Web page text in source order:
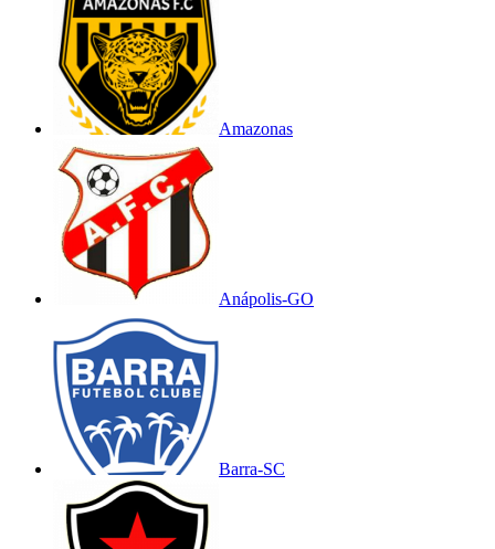
Amazonas
Anápolis-GO
Barra-SC